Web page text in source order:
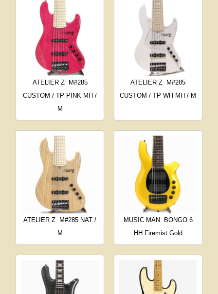
ATELIER Z
M#285
CUSTOM / TP-PINK MH /
M
ATELIER Z
M#285
CUSTOM / TP-WH MH / M
ATELIER Z M#285 NAT /
M
MUSIC MAN
BONGO 6
HH Firemist Gold